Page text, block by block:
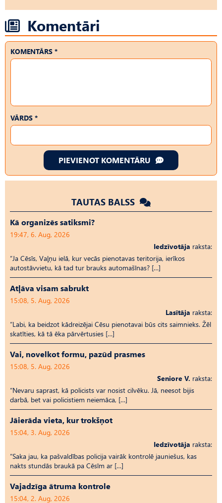
Komentāri
KOMENTĀRS *
VĀRDS *
PIEVIENOT KOMENTĀRU
TAUTAS BALSS
Kā organizēs satiksmi?
19:47, 6. Aug, 2026
Iedzīvotāja raksta:
“Ja Cēsīs, Vaļņu ielā, kur vecās pienotavas teritorija, ierīkos
autostāvvietu, kā tad tur brauks automašīnas? […]
Atļāva visam sabrukt
15:08, 5. Aug, 2026
Lasītāja raksta:
“Labi, ka beidzot kādreizējai Cēsu pienotavai būs cits saimnieks. Žēl
skatīties, kā tā ēka pārvērtusies […]
Vai, novelkot formu, pazūd prasmes
15:08, 5. Aug, 2026
Seniore V. raksta:
“Nevaru saprast, kā policists var nosist cilvēku. Jā, neesot bijis
darbā, bet vai policistiem neiemāca, […]
Jāierāda vieta, kur trokšņot
15:04, 3. Aug, 2026
Iedzīvotāja raksta:
“Saka jau, ka pašvaldības policija vairāk kontrolē jauniešus, kas
nakts stundās braukā pa Cēsīm ar […]
Vajadzīga ātruma kontrole
15:04, 2. Aug, 2026